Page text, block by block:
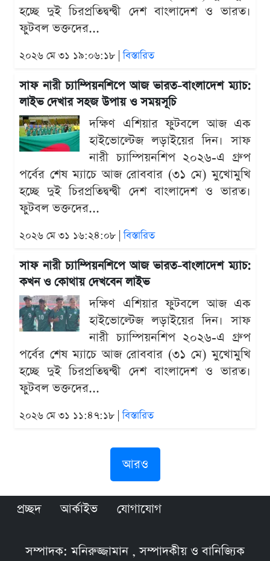
হচ্ছে দুই চিরপ্রতিদ্বন্দ্বী দেশ বাংলাদেশ ও ভারত।
ফুটবল ভক্তদের...
২০২৬ মে ৩১ ১৯:০৬:১৮ |বিস্তারিত
সাফ নারী চ্যাম্পিয়নশিপে আজ ভারত-বাংলাদেশ ম্যাচ:
লাইভ দেখার সহজ উপায় ও সময়সূচি
দক্ষিণ এশিয়ার ফুটবলে আজ এক
হাইভোল্টেজ লড়াইয়ের দিন। সাফ
নারী চ্যাম্পিয়নশিপ ২০২৬-এ গ্রুপ
পর্বের শেষ ম্যাচে আজ রোববার (৩১ মে) মুখোমুখি
হচ্ছে দুই চিরপ্রতিদ্বন্দ্বী দেশ বাংলাদেশ ও ভারত।
ফুটবল ভক্তদের...
২০২৬ মে ৩১ ১৬:২৪:০৮ |বিস্তারিত
সাফ নারী চ্যাম্পিয়নশিপে আজ ভারত-বাংলাদেশ ম্যাচ:
কখন ও কোথায় দেখবেন লাইভ
দক্ষিণ এশিয়ার ফুটবলে আজ এক
হাইভোল্টেজ লড়াইয়ের দিন। সাফ
নারী চ্যাম্পিয়নশিপ ২০২৬-এ গ্রুপ
পর্বের শেষ ম্যাচে আজ রোববার (৩১ মে) মুখোমুখি
হচ্ছে দুই চিরপ্রতিদ্বন্দ্বী দেশ বাংলাদেশ ও ভারত।
ফুটবল ভক্তদের...
২০২৬ মে ৩১ ১১:৪৭:১৮ |বিস্তারিত
আরও
প্রচ্ছদ আর্কাইভ যোগাযোগ
সম্পাদক: মনিরুজ্জামান , সম্পাদকীয় ও বানিজ্যিক